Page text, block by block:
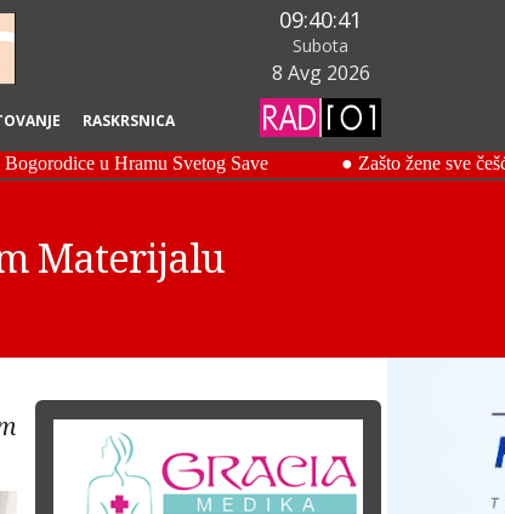
RASKRSNICA
09:40:42
Subota
8 Avg 2026
Materijalu